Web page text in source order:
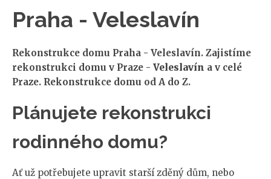
Praha - Veleslavín
Rekonstrukce domu Praha - Veleslavín. Zajistíme
rekonstrukci domu v Praze - Veleslavín a v celé
Praze. Rekonstrukce domu od A do Z.
Plánujete rekonstrukci
rodinného domu?
Ať už potřebujete upravit starší zděný dům, nebo